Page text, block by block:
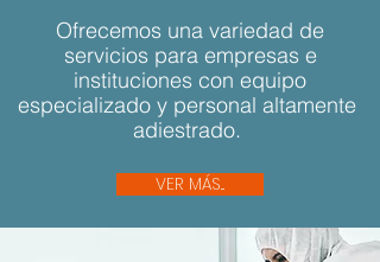
Ofrecemos una variedad de
servicios para empresas e
instituciones con equipo
especializado y personal altamente
adiestrado.
VER MÁS...